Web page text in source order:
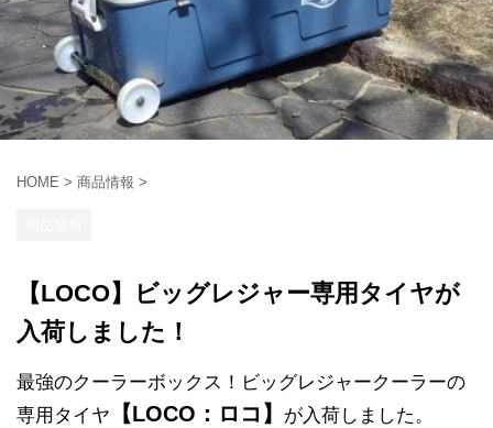
HOME > 商品情報 >
【LOCO】ビッグレジャー専用タイヤが
入荷しました！
最強のクーラーボックス！ビッグレジャークーラーの
専用タイヤ
【LOCO：ロコ】 が入荷しました。